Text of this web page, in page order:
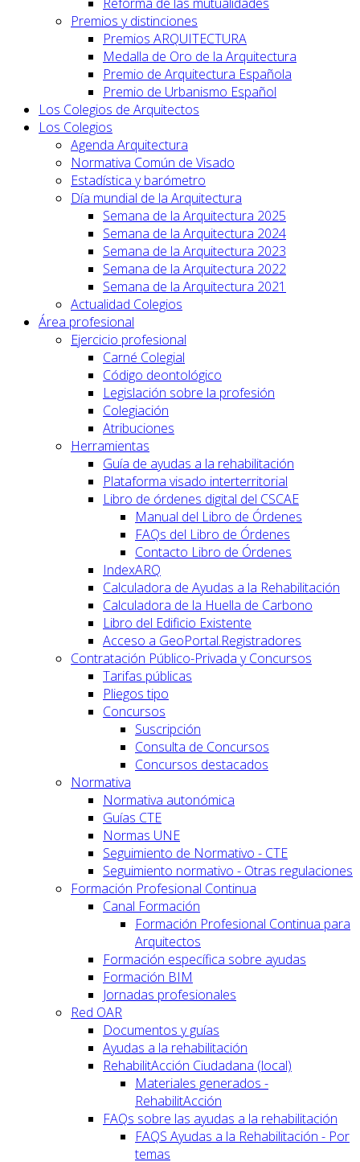
Premios y distinciones
Premios ARQUITECTURA
Medalla de Oro de la Arquitectura
Premio de Arquitectura Española
Premio de Urbanismo Español
Los Colegios de Arquitectos
Los Colegios
Agenda Arquitectura
Normativa Común de Visado
Estadística y barómetro
Día mundial de la Arquitectura
Semana de la Arquitectura 2025
Semana de la Arquitectura 2024
Semana de la Arquitectura 2023
Semana de la Arquitectura 2022
Semana de la Arquitectura 2021
Actualidad Colegios
Área profesional
Ejercicio profesional
Carné Colegial
Código deontológico
Legislación sobre la profesión
Colegiación
Atribuciones
Herramientas
Guía de ayudas a la rehabilitación
Plataforma visado interterritorial
Libro de órdenes digital del CSCAE
Manual del Libro de Órdenes
FAQs del Libro de Órdenes
Contacto Libro de Órdenes
IndexARQ
Calculadora de Ayudas a la Rehabilitación
Calculadora de la Huella de Carbono
Libro del Edificio Existente
Acceso a GeoPortal.Registradores
Contratación Público-Privada y Concursos
Tarifas públicas
Pliegos tipo
Concursos
Suscripción
Consulta de Concursos
Concursos destacados
Normativa
Normativa autonómica
Guías CTE
Normas UNE
Seguimiento de Normativo - CTE
Seguimiento normativo - Otras regulaciones
Formación Profesional Continua
Canal Formación
Formación Profesional Continua para
Arquitectos
Formación específica sobre ayudas
Formación BIM
Jornadas profesionales
Red OAR
Documentos y guías
Ayudas a la rehabilitación
RehabilitAcción Ciudadana (local)
Materiales generados -
RehabilitAcción
FAQs sobre las ayudas a la rehabilitación
FAQS Ayudas a la Rehabilitación - Por
temas